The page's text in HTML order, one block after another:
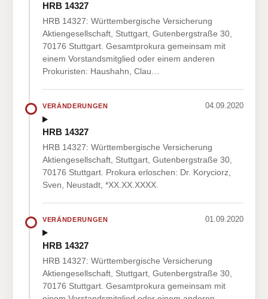
HRB 14327
HRB 14327: Württembergische Versicherung
Aktiengesellschaft, Stuttgart, Gutenbergstraße 30,
70176 Stuttgart. Gesamtprokura gemeinsam mit
einem Vorstandsmitglied oder einem anderen
Prokuristen: Haushahn, Clau…
VERÄNDERUNGEN 04.09.2020
HRB 14327
HRB 14327: Württembergische Versicherung
Aktiengesellschaft, Stuttgart, Gutenbergstraße 30,
70176 Stuttgart. Prokura erloschen: Dr. Koryciorz,
Sven, Neustadt, *XX.XX.XXXX.
VERÄNDERUNGEN 01.09.2020
HRB 14327
HRB 14327: Württembergische Versicherung
Aktiengesellschaft, Stuttgart, Gutenbergstraße 30,
70176 Stuttgart. Gesamtprokura gemeinsam mit